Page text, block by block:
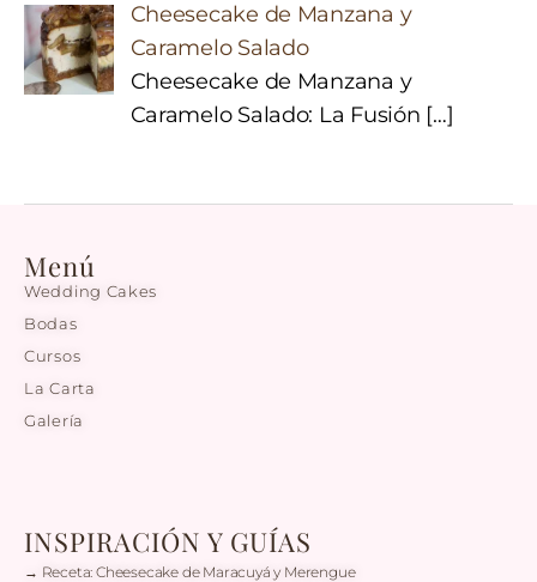
Cheesecake de Manzana y
Caramelo Salado
Cheesecake de Manzana y
Caramelo Salado: La Fusión […]
Menú
Wedding Cakes
Bodas
Cursos
La Carta
Galería
INSPIRACIÓN Y GUÍAS
→ Receta: Cheesecake de Maracuyá y Merengue